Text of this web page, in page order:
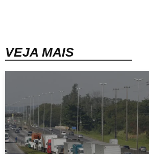
VEJA MAIS